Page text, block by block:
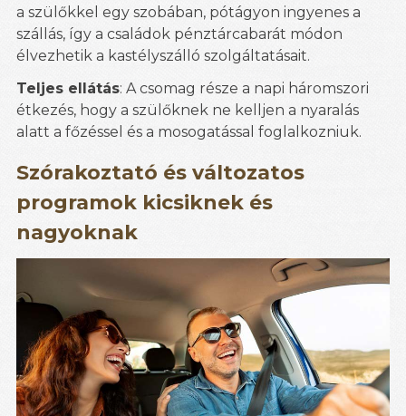
a szülőkkel egy szobában, pótágyon ingyenes a
szállás, így a családok pénztárcabarát módon
élvezhetik a kastélyszálló szolgáltatásait.
Teljes ellátás: A csomag része a napi háromszori
étkezés, hogy a szülőknek ne kelljen a nyaralás
alatt a főzéssel és a mosogatással foglalkozniuk.
Szórakoztató és változatos
programok kicsiknek és
nagyoknak